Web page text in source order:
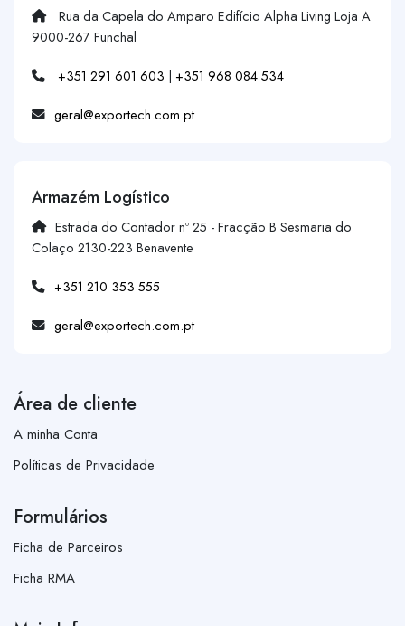
Rua da Capela do Amparo Edifício Alpha Living Loja A
9000-267 Funchal
+351 291 601 603 | +351 968 084 534
geral@exportech.com.pt
Armazém Logístico
Estrada do Contador nº 25 - Fracção B Sesmaria do
Colaço 2130-223 Benavente
+351 210 353 555
geral@exportech.com.pt
Área de cliente
A minha Conta
Políticas de Privacidade
Formulários
Ficha de Parceiros
Ficha RMA